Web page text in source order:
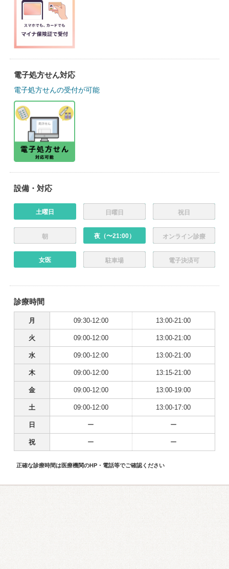
電子処方せん対応
電子処方せんの受付が可能
設備・対応
土曜日 日曜日 祝日
朝 夜（〜21:00） オンライン診療
女医 駐車場 電子決済可
診療時間
月 09:30-12:00 13:00-21:00
火 09:00-12:00 13:00-21:00
水 09:00-12:00 13:00-21:00
木 09:00-12:00 13:15-21:00
金 09:00-12:00 13:00-19:00
土 09:00-12:00 13:00-17:00
日 ー ー
祝 ー ー
正確な診療時間は医療機関のHP・電話等でご確認ください